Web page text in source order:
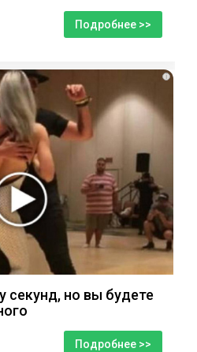
Подробнее >>
i
секунд, но вы будете
Подробнее >>